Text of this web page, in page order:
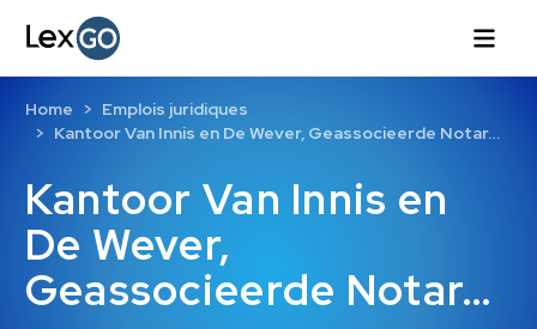
Kantoor Van Innis en
De Wever,
Geassocieerde Notar…
Home
Emplois juridiques
Kantoor Van Innis en De Wever, Geassocieerde Notar…